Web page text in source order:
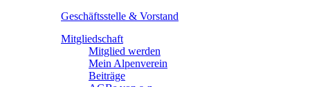
Geschäftsstelle & Vorstand
Mitgliedschaft
Mitglied werden
Mein Alpenverein
Beiträge